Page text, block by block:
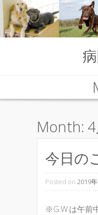
Month:
今日の
Posted on 2019
※G.W.は午前